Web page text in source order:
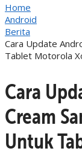
Home
Android
Berita
Cara Update
Tablet Motorola
Cara
Cream
Untuk